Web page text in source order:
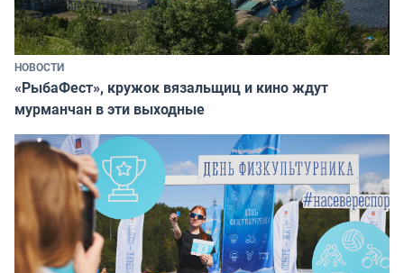
НОВОСТИ
«РыбаФест», кружок вязальщиц и кино ждут
мурманчан в эти выходные